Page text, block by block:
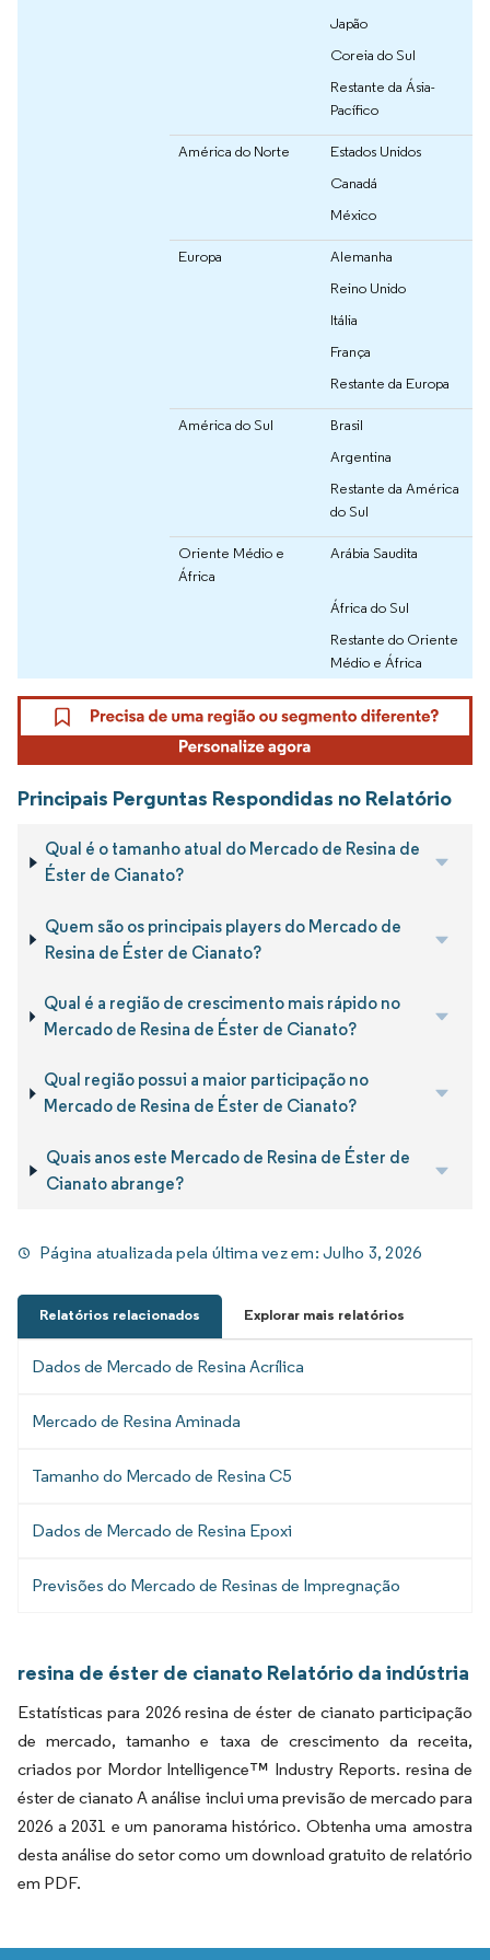
Japão
Coreia do Sul
Restante da Ásia-
Pacífico
América do Norte
Estados Unidos
Canadá
México
Europa
Alemanha
Reino Unido
Itália
França
Restante da Europa
América do Sul
Brasil
Argentina
Restante da América
do Sul
Oriente Médio e
África
Arábia Saudita
África do Sul
Restante do Oriente
Médio e África
Principais Perguntas Respondidas no Relatório
Qual é o tamanho atual do Mercado de Resina de
Éster de Cianato?
Quem são os principais players do Mercado de
Resina de Éster de Cianato?
Qual é a região de crescimento mais rápido no
Mercado de Resina de Éster de Cianato?
Qual região possui a maior participação no
Mercado de Resina de Éster de Cianato?
Quais anos este Mercado de Resina de Éster de
Cianato abrange?
Página atualizada pela última vez em:Julho 3, 2026
Relatórios relacionados Explorar mais relatórios
Dados de Mercado de Resina Acrílica
Mercado de Resina Aminada
Tamanho do Mercado de Resina C5
Dados de Mercado de Resina Epoxi
Previsões do Mercado de Resinas de Impregnação
resina de éster de cianato Relatório da indústria
Estatísticas para 2026 resina de éster de cianato participação
de mercado, tamanho e taxa de crescimento da receita,
criados por Mordor Intelligence™ Industry Reports. resina de
éster de cianato A análise inclui uma previsão de mercado para
2026 a 2031 e um panorama histórico. Obtenha uma amostra
desta análise do setor como um download gratuito de relatório
em PDF.